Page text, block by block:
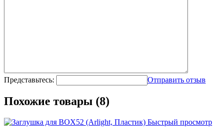
Представьтесь: Отправить отзыв
Похожие товары (8)
Быстрый просмотр